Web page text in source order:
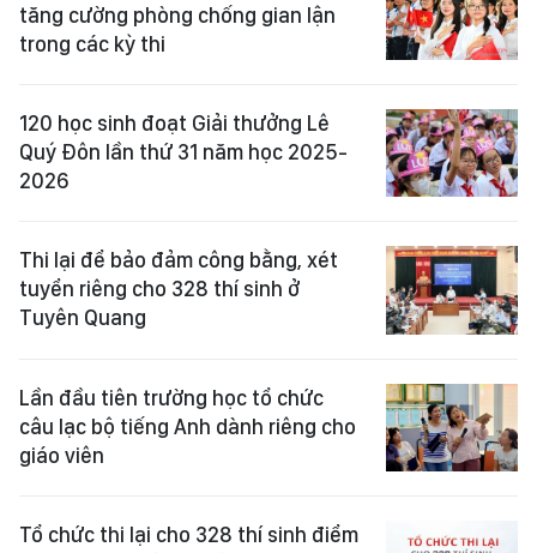
tăng cường phòng chống gian lận
trong các kỳ thi
120 học sinh đoạt Giải thưởng Lê
Quý Đôn lần thứ 31 năm học 2025-
2026
Thi lại để bảo đảm công bằng, xét
tuyển riêng cho 328 thí sinh ở
Tuyên Quang
Lần đầu tiên trường học tổ chức
câu lạc bộ tiếng Anh dành riêng cho
giáo viên
Tổ chức thi lại cho 328 thí sinh điểm